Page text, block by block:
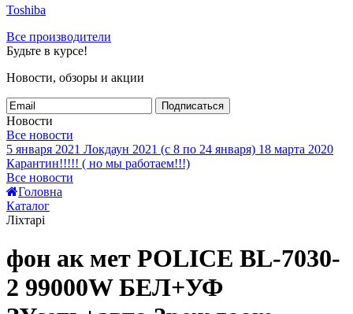
Toshiba
Все производители
Будьте в курсе!
Новости, обзоры и акции
Подписаться
Новости
Все новости
5 января 2021 Локдаун 2021 (с 8 по 24 января) 18 марта 2020
Карантин!!!!! ( но мы работаем!!!)
Все новости
Головна
Каталог
Ліхтарі
фон ак мет POLICE BL-7030-
2 99000W БЕЛ+УФ